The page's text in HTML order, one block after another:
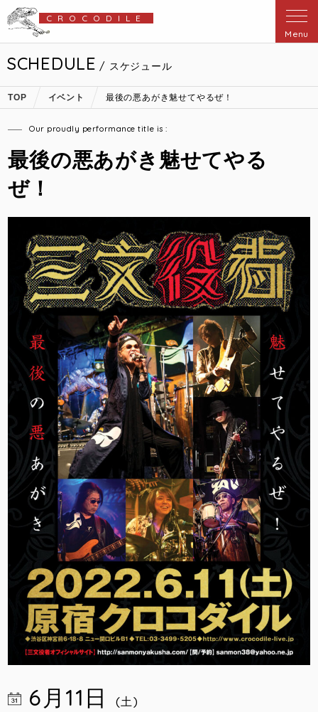
CROCODILE
Menu
SCHEDULE / スケジュール
TOP イベント 最後の悪あがき魅せてやるぜ！
Our proudly performance title is :
最後の悪あがき魅せてやる
ぜ！
6月11日 (土)